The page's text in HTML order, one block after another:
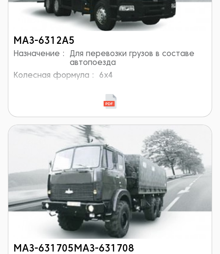
МАЗ-6312А5
Назначение :
Для перевозки грузов в составе
автопоезда
Колесная формула :
6x4
МАЗ-631705МАЗ-631708